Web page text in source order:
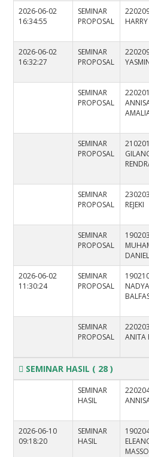
2026-06-02
16:34:55
SEMINAR
PROPOSAL
2026-06-02
16:32:27
SEMINAR
PROPOSAL
SEMINAR
PROPOSAL
SEMINAR
PROPOSAL
SEMINAR
PROPOSAL
REJEKI
SEMINAR
PROPOSAL
2026-06-02
11:30:24
SEMINAR
PROPOSAL
SEMINAR
PROPOSAL
ANITA
SEMINAR HASIL ( 28 )
SEMINAR
HASIL
2026-06-10
09:18:20
SEMINAR
HASIL